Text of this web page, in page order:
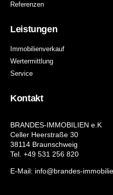
Referenzen
Leistungen
Immobilienverkauf
Wertermittlung
Service
Kontakt
BRANDES-IMMOBILIEN e.K
Celler Heerstraße 30
38114 Braunschweig
Tel. +49 531 256 820
E-Mail: info@brandes-